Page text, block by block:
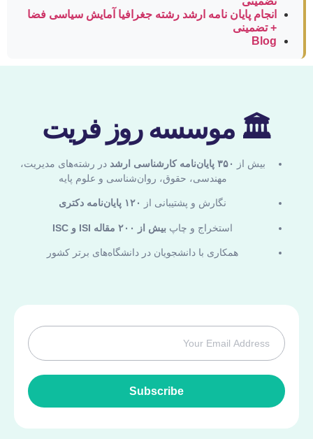
انجام پایان نامه ارشد رشته جغرافیا آمایش سیاسی فضا
+ تضمینی
Blog
🏛 موسسه روز فریت
بیش از ۳۵۰ پایان‌نامه کارشناسی ارشد
در رشته‌های مدیریت،
مهندسی، حقوق، روان‌شناسی و علوم پایه
نگارش و پشتیبانی از ۱۲۰ پایان‌نامه دکتری
استخراج و چاپ بیش از ۲۰۰ مقاله ISI و ISC
همکاری با دانشجویان در دانشگاه‌های برتر کشور
Subscribe